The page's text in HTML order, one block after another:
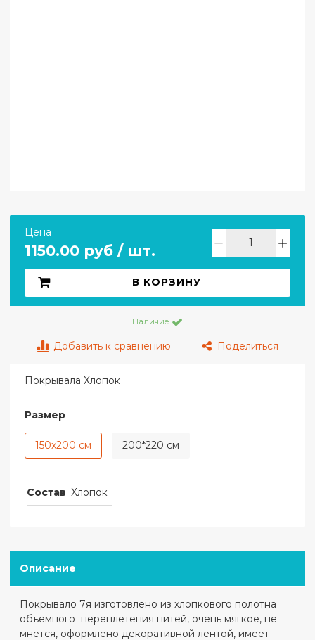
Цена
1150.00 руб / шт.
В КОРЗИНУ
Наличие
Добавить к сравнению Поделиться
Покрывала Хлопок
Размер
150х200 см 200*220 см
Состав Хлопок
Описание
Покрывало 7я изготовлено из хлопкового полотна
объемного переплетения нитей, очень мягкое, не
мнется, оформлено декоративной лентой, имеет